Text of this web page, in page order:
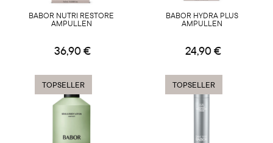
BABOR NUTRI RESTORE
AMPULLEN
36,90 €
BABOR HYDRA PLUS
AMPULLEN
24,90 €
TOPSELLER TOPSELLER